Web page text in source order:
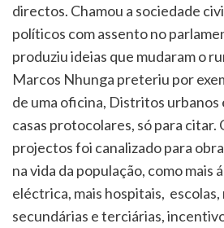
directos. Chamou a sociedade
políticos com assento no
produziu ideias que mudaram o
Marcos Nhunga preteriu por
de uma oficina, Distritos urbanos
casas protocolares, só para citar.
projectos foi canalizado para
na vida da população, como mais
eléctrica, mais hospitais,
secundárias e terciárias,